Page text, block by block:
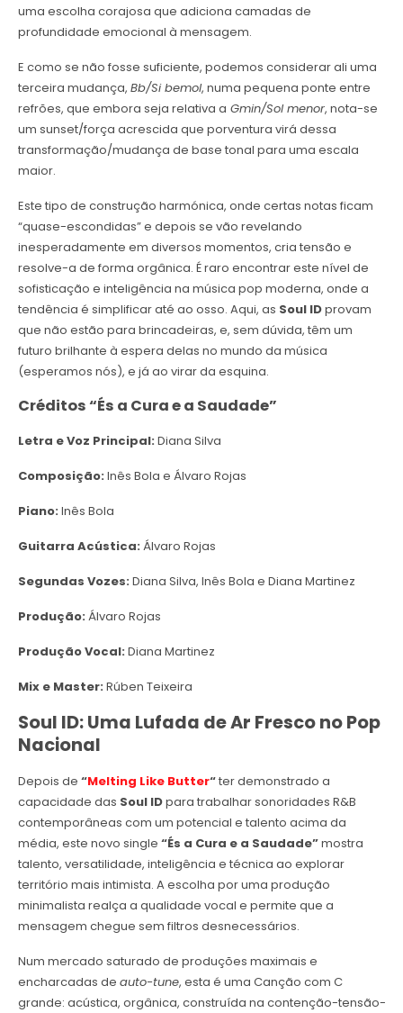
uma escolha corajosa que adiciona camadas de
profundidade emocional à mensagem.
E como se não fosse suficiente, podemos considerar ali uma
terceira mudança, Bb/Si bemol, numa pequena ponte entre
refrões, que embora seja relativa a Gmin/Sol menor, nota-se
um sunset/força acrescida que porventura virá dessa
transformação/mudança de base tonal para uma escala
maior.
Este tipo de construção harmónica, onde certas notas ficam
“quase-escondidas” e depois se vão revelando
inesperadamente em diversos momentos, cria tensão e
resolve-a de forma orgânica. É raro encontrar este nível de
sofisticação e inteligência na música pop moderna, onde a
tendência é simplificar até ao osso. Aqui, as Soul IDprovam
que não estão para brincadeiras, e, sem dúvida, têm um
futuro brilhante à espera delas no mundo da música
(esperamos nós), e já ao virar da esquina.
Créditos “És a Cura e a Saudade”
Letra e Voz Principal: Diana Silva
Composição: Inês Bola e Álvaro Rojas
Piano: Inês Bola
Guitarra Acústica: Álvaro Rojas
Segundas Vozes: Diana Silva, Inês Bola e Diana Martinez
Produção: Álvaro Rojas
Produção Vocal: Diana Martinez
Mix e Master: Rúben Teixeira
Soul ID: Uma Lufada de Ar Fresco no Pop
Nacional
Depois de “Melting Like Butter“ter demonstrado a
capacidade das Soul IDpara trabalhar sonoridades R&B
contemporâneas com um potencial e talento acima da
média, este novo single “És a Cura e a Saudade”mostra
talento, versatilidade, inteligência e técnica ao explorar
território mais intimista. A escolha por uma produção
minimalista realça a qualidade vocal e permite que a
mensagem chegue sem filtros desnecessários.
Num mercado saturado de produções maximais e
encharcadas de auto-tune, esta é uma Canção com C
grande: acústica, orgânica, construída na contenção-tensão-